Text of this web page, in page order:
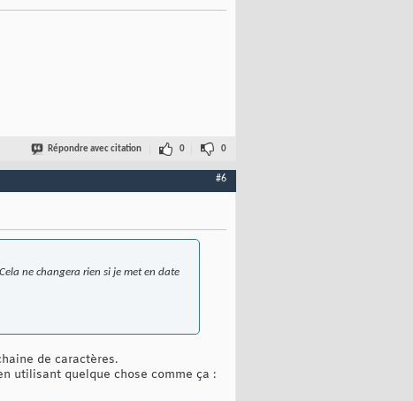
Répondre avec citation 0 0
#6
ne changera rien si je met en date
de caractères.
utilisant quelque chose comme ça :